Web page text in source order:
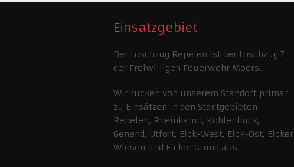
Einsatzgebiet
Der Löschzug Repelen ist der Löschzug 7
der Freiwilligen Feuerwehr Moers.
Wir rücken von unserem Standort primär
zu Einsätzen in den Stadtgebieten
Repelen, Rheinkamp, Kohlenhuck,
Genend, Utfort, Eick-West, Eick-Ost, Eicker
Wiesen und Eicker Grund aus.